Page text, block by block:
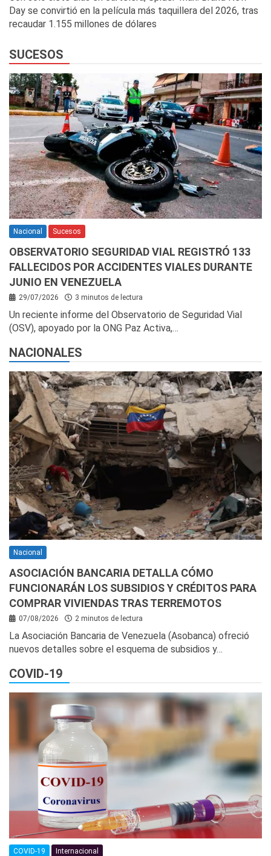
Day se convirtió en la película más taquillera del 2026, tras
recaudar 1.155 millones de dólares
SUCESOS
Nacional Sucesos
OBSERVATORIO SEGURIDAD VIAL REGISTRÓ 133
FALLECIDOS POR ACCIDENTES VIALES DURANTE
JUNIO EN VENEZUELA
29/07/2026 3 minutos de lectura
Un reciente informe del Observatorio de Seguridad Vial
(OSV), apoyado por la ONG Paz Activa,…
NACIONALES
Nacional
ASOCIACIÓN BANCARIA DETALLA CÓMO
FUNCIONARÁN LOS SUBSIDIOS Y CRÉDITOS PARA
COMPRAR VIVIENDAS TRAS TERREMOTOS
07/08/2026 2 minutos de lectura
La Asociación Bancaria de Venezuela (Asobanca) ofreció
nuevos detalles sobre el esquema de subsidios y…
COVID-19
COVID-19 Internacional